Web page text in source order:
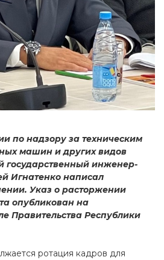
по надзору за техническим
машин и других видов
государственный инженер-
Игнатенко написал
Указ о расторжении
опубликован на
Правительства Республики
ротация кадров для